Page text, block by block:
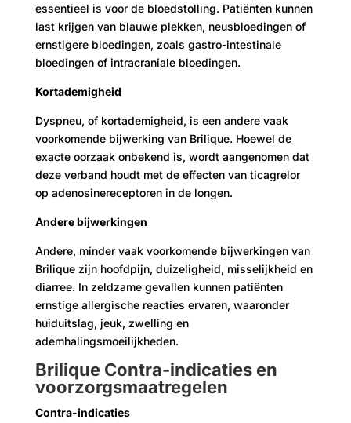
essentieel is voor de bloedstolling. Patiënten kunnen
last krijgen van blauwe plekken, neusbloedingen of
ernstigere bloedingen, zoals gastro-intestinale
bloedingen of intracraniale bloedingen.
Kortademigheid
Dyspneu, of kortademigheid, is een andere vaak
voorkomende bijwerking van Brilique. Hoewel de
exacte oorzaak onbekend is, wordt aangenomen dat
deze verband houdt met de effecten van ticagrelor
op adenosinereceptoren in de longen.
Andere bijwerkingen
Andere, minder vaak voorkomende bijwerkingen van
Brilique zijn hoofdpijn, duizeligheid, misselijkheid en
diarree. In zeldzame gevallen kunnen patiënten
ernstige allergische reacties ervaren, waaronder
huiduitslag, jeuk, zwelling en
ademhalingsmoeilijkheden.
Brilique Contra-indicaties en
voorzorgsmaatregelen
Contra-indicaties